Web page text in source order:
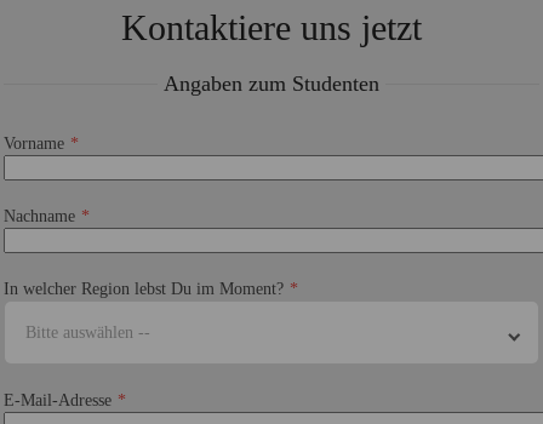
Kontaktiere uns jetzt
Angaben zum Studenten
Vorname
Nachname
In welcher Region lebst Du im Moment?
Bitte auswählen --
E-Mail-Adresse